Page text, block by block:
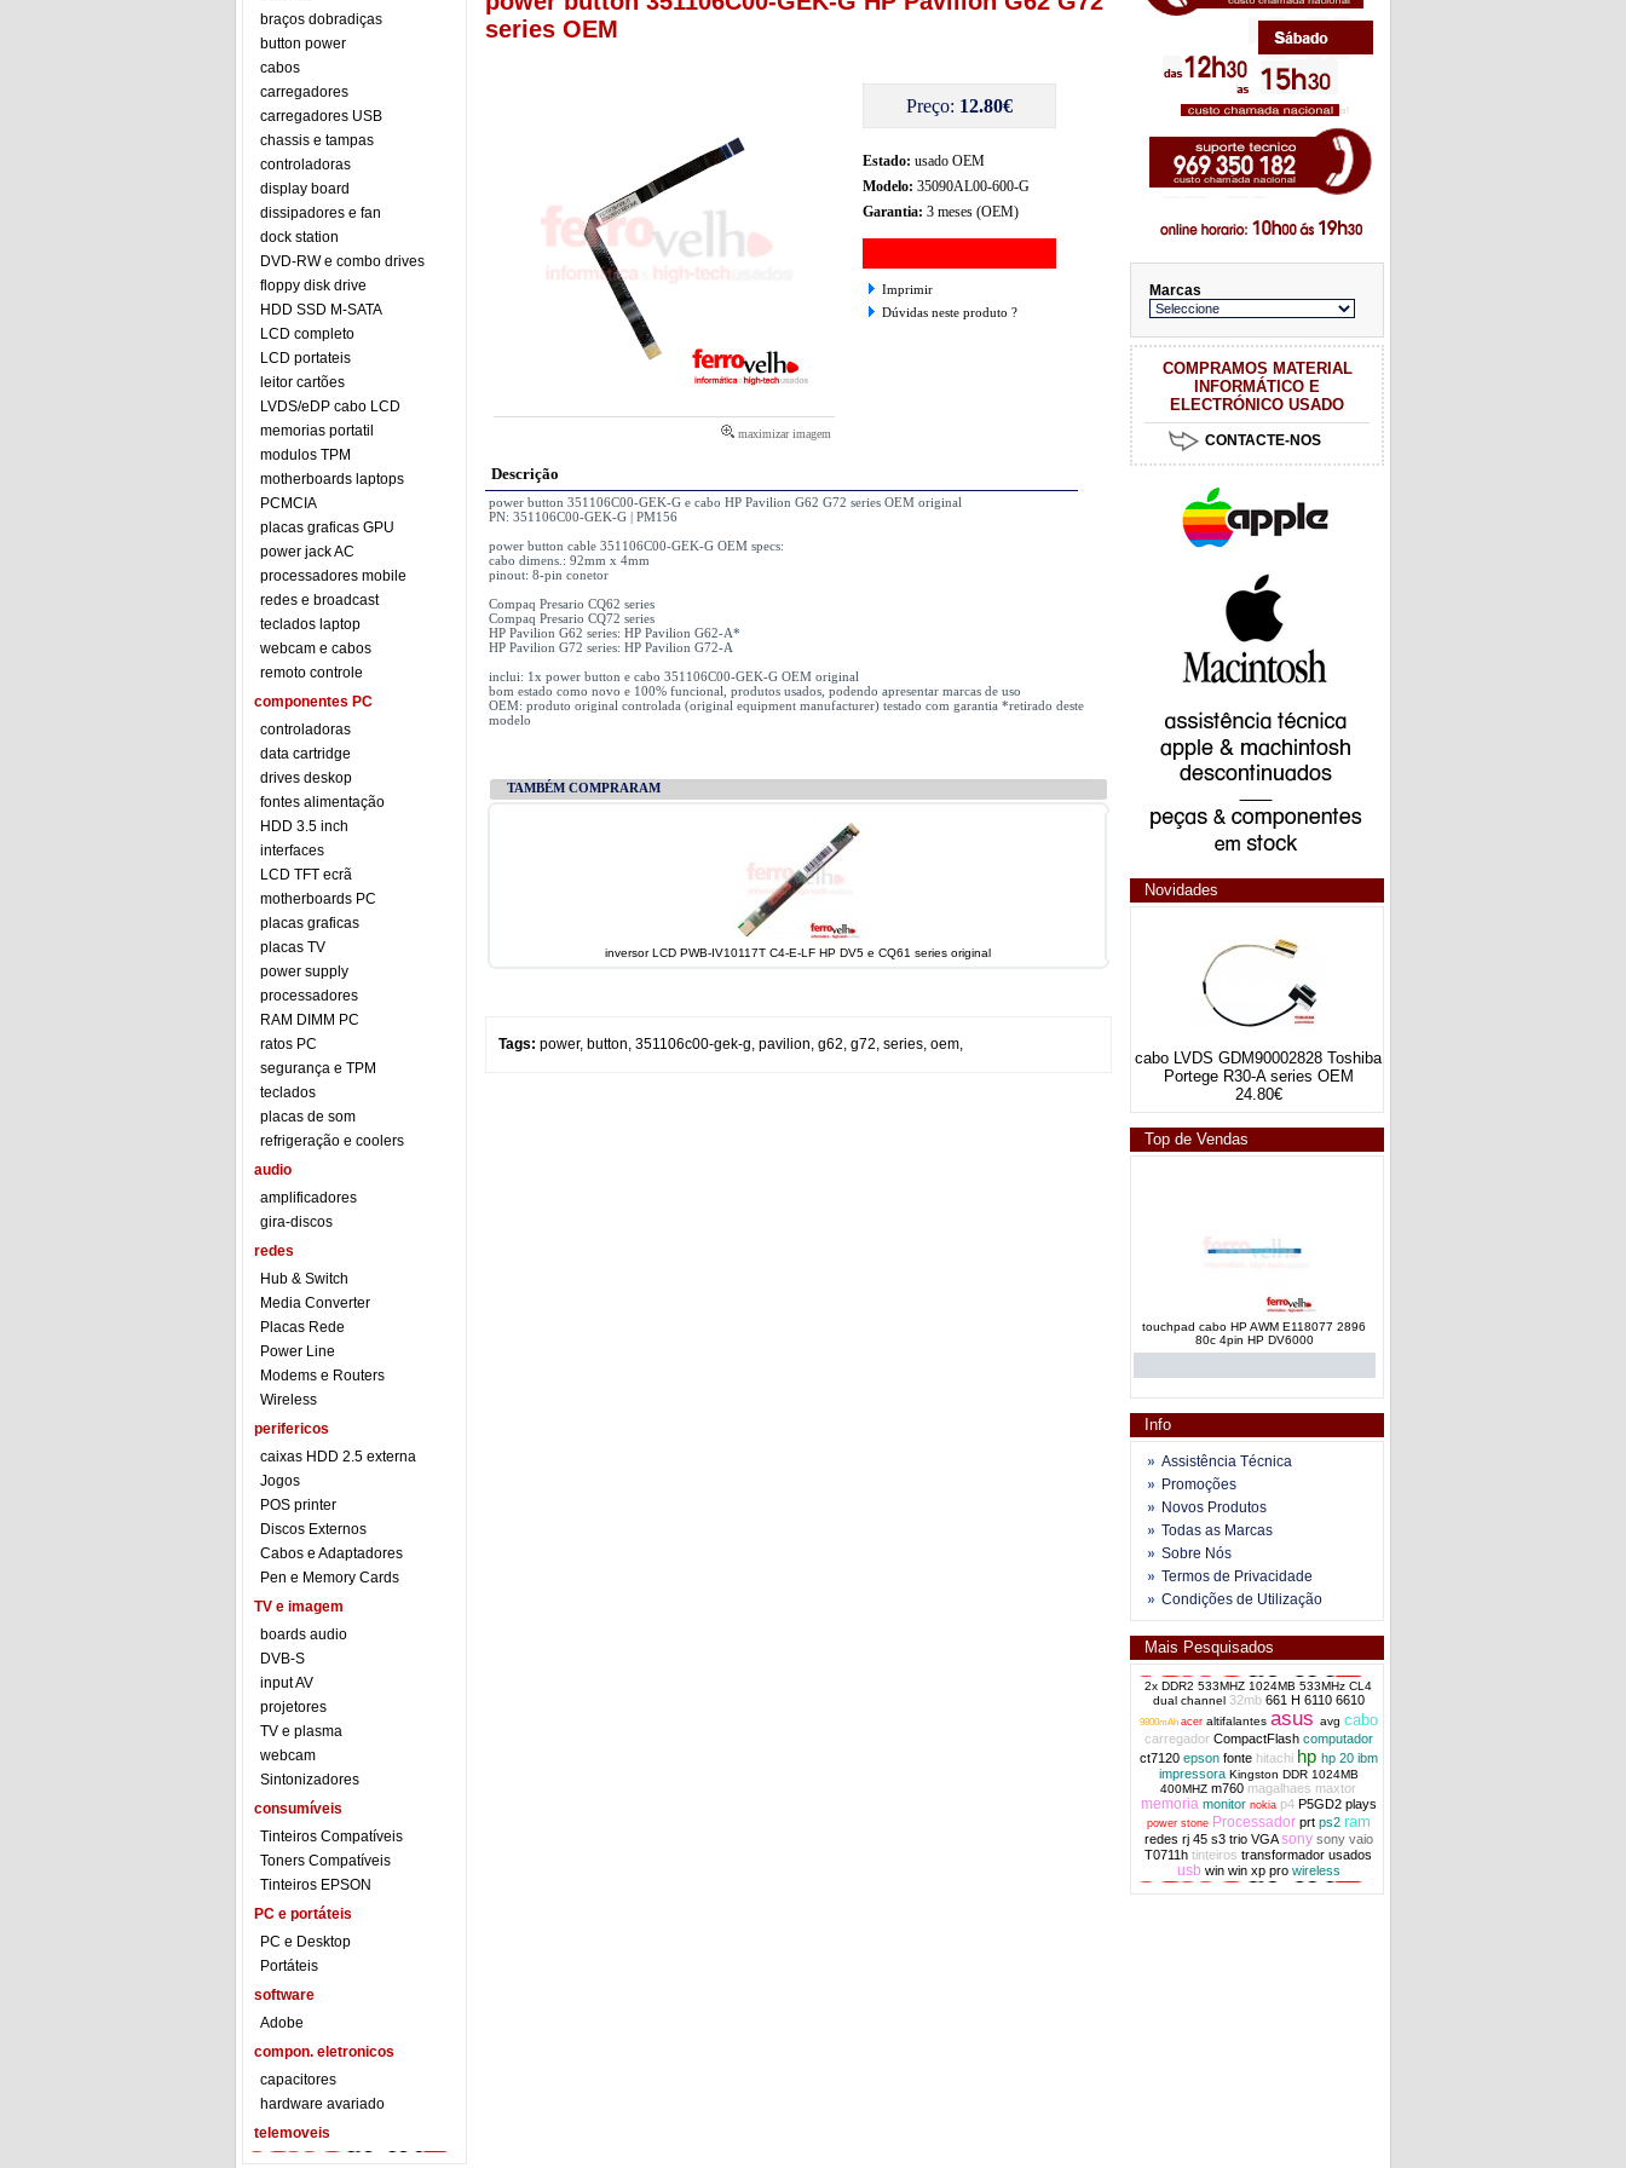
braços dobradiças
button power
cabos
carregadores
carregadores USB
chassis e tampas
controladoras
display board
dissipadores e fan
dock station
DVD-RW e combo drives
floppy disk drive
HDD SSD M-SATA
LCD completo
LCD portateis
leitor cartões
LVDS/eDP cabo LCD
memorias portatil
modulos TPM
motherboards laptops
PCMCIA
placas graficas GPU
power jack AC
processadores mobile
redes e broadcast
teclados laptop
webcam e cabos
remoto controle
componentes PC
controladoras
data cartridge
drives deskop
fontes alimentação
HDD 3.5 inch
interfaces
LCD TFT ecrã
motherboards PC
placas graficas
placas TV
power supply
processadores
RAM DIMM PC
ratos PC
segurança e TPM
teclados
placas de som
refrigeração e coolers
audio
amplificadores
gira-discos
redes
Hub & Switch
Media Converter
Placas Rede
Power Line
Modems e Routers
Wireless
perifericos
caixas HDD 2.5 externa
Jogos
POS printer
Discos Externos
Cabos e Adaptadores
Pen e Memory Cards
TV e imagem
boards audio
DVB-S
input AV
projetores
TV e plasma
webcam
Sintonizadores
consumíveis
Tinteiros Compatíveis
Toners Compatíveis
Tinteiros EPSON
PC e portáteis
PC e Desktop
Portáteis
software
Adobe
compon. eletronicos
capacitores
hardware avariado
telemoveis
series OEM
maximizar imagem
Preço: 12.80€
Estado: usado OEM
Modelo: 35090AL00-600-G
Garantia: 3 meses (OEM)
Imprimir
Dúvidas neste produto ?
Descrição
power button 351106C00-GEK-G e cabo HP Pavilion G62 G72 series OEM original
PN: 351106C00-GEK-G | PM156
power button cable 351106C00-GEK-G OEM specs:
cabo dimens.: 92mm x 4mm
pinout: 8-pin conetor
Compaq Presario CQ62 series
Compaq Presario CQ72 series
HP Pavilion G62 series: HP Pavilion G62-A*
HP Pavilion G72 series: HP Pavilion G72-A
inclui: 1x power button e cabo 351106C00-GEK-G OEM original
bom estado como novo e 100% funcional, produtos usados, podendo apresentar marcas de uso
OEM: produto original controlada (original equipment manufacturer) testado com garantia *retirado deste
modelo
TAMBÉM COMPRARAM
inversor LCD PWB-IV10117T C4-E-LF HP DV5 e CQ61 series original
Tags: power, button, 351106c00-gek-g, pavilion, g62, g72, series, oem,
Marcas
COMPRAMOS MATERIAL
INFORMÁTICO E
ELECTRÓNICO USADO
CONTACTE-NOS
Novidades
cabo LVDS GDM90002828 Toshiba
Portege R30-A series OEM
24.80€
Top de Vendas
80c 4pin HP DV6000
power button 351106C00-GEK-G HP
Pavilion G62 G72 series OEM
cabo E118077 AWM 2896 JI-HAW 12cm
12 vias
Info
Assistência Técnica
Promoções
Novos Produtos
Todas as Marcas
Sobre Nós
Termos de Privacidade
Condições de Utilização
Mais Pesquisados
2x DDR2 533MHZ 1024MB 533MHz CL4
dual channel 32mb 661 H 6110 6610
9800mAh acer altifalantes asus avg cabo
carregador CompactFlash computador
ct7120 epson fonte hitachi hp hp 20 ibm
impressora Kingston DDR 1024MB
400MHZ m760 magalhaes maxtor
memoria monitor nokia p4 P5GD2 plays
power stone Processador prt ps2 ram
redes rj 45 s3 trio VGAsony sony vaio
T0711h tinteiros transformador usados
usb win win xp pro wireless